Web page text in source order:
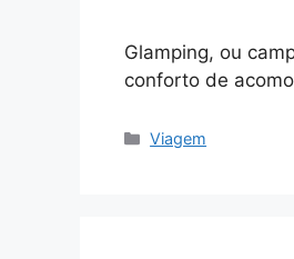
Glamping, ou
conforto de
Categories
Viagem